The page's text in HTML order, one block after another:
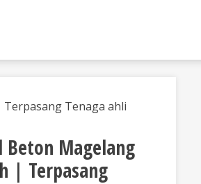
Tenaga ahli
Beton Magelang
| Terpasang